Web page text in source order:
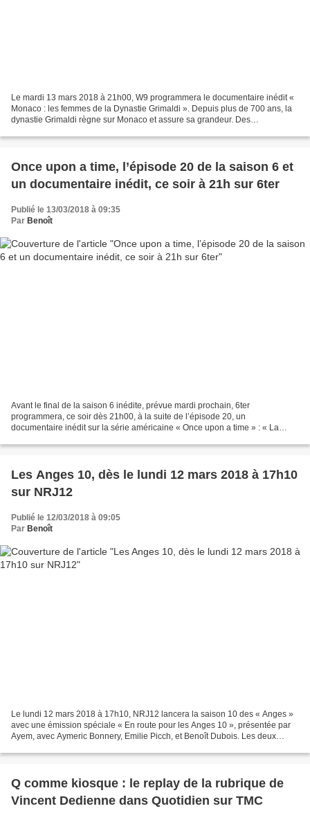
Le mardi 13 mars 2018 à 21h00, W9 programmera le documentaire inédit «
Monaco : les femmes de la Dynastie Grimaldi ». Depuis plus de 700 ans, la
dynastie Grimaldi règne sur Monaco et assure sa grandeur. Des
Once upon a time, l’épisode 20 de la saison 6 et
un documentaire inédit, ce soir à 21h sur 6ter
Publié le 13/03/2018 à 09:35
Par Benoît
Avant le final de la saison 6 inédite, prévue mardi prochain, 6ter
programmera, ce soir dès 21h00, à la suite de l’épisode 20, un
documentaire inédit sur la série américaine « Once upon a time » : « La
Les Anges 10, dès le lundi 12 mars 2018 à 17h10
sur NRJ12
Publié le 12/03/2018 à 09:05
Par Benoît
Le lundi 12 mars 2018 à 17h10, NRJ12 lancera la saison 10 des « Anges »
avec une émission spéciale « En route pour les Anges 10 », présentée par
Ayem, avec Aymeric Bonnery, Emilie Picch, et Benoît Dubois. Les deux
Q comme kiosque : le replay de la rubrique de
Vincent Dedienne dans Quotidien sur TMC